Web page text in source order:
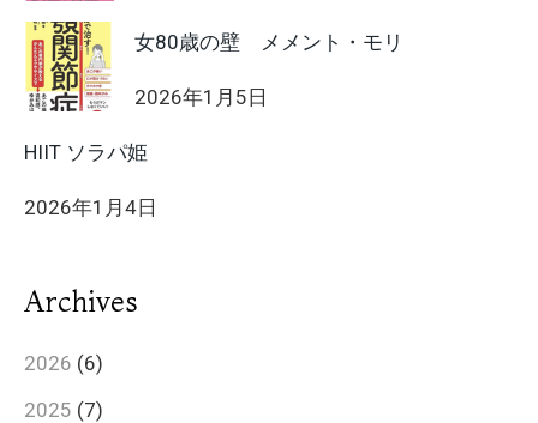
女80歳の壁 メメント・モリ
2026年1月5日
HIIT ソラパ姫
2026年1月4日
Archives
2026 (6)
2025 (7)